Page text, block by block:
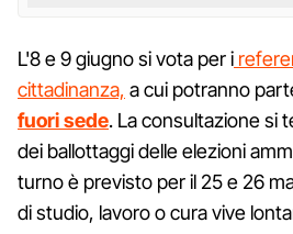
L'8 e 9 giugno si vota per i
cittadinanza, a cui potranno
fuori sede. La consultazione si
dei ballottaggi delle elezioni
turno è previsto per il 25 e 26
di studio, lavoro o cura vive